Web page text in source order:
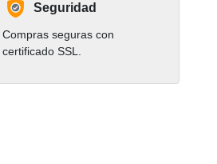
Seguridad
Compras seguras con
certificado SSL.